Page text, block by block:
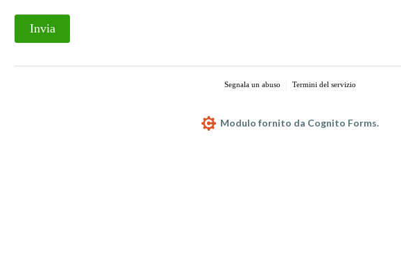
Invia
Segnala un abuso Termini del servizio
Modulo fornito da Cognito Forms.